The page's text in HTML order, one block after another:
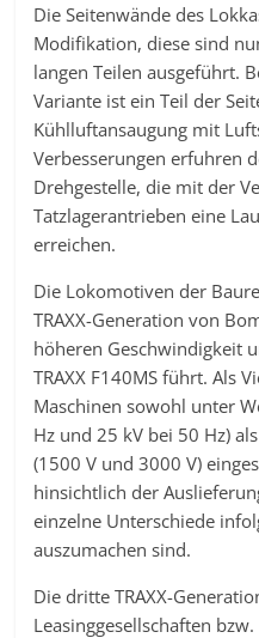
Die Seitenwände des
Modifikation, diese sind
langen Teilen ausgeführt.
Variante ist ein Teil der
Kühlluftansaugung mit
Verbesserungen erfuhren
Drehgestelle, die mit der
Tatzlagerantrieben eine
erreichen.
Die Lokomotiven der
TRAXX-Generation von
höheren Geschwindigkeit
TRAXX F140MS führt. Als
Maschinen sowohl unter
Hz und 25 kV bei 50 Hz)
(1500 V und 3000 V)
hinsichtlich der
einzelne Unterschiede
auszumachen sind.
Die dritte TRAXX-
Leasinggesellschaften